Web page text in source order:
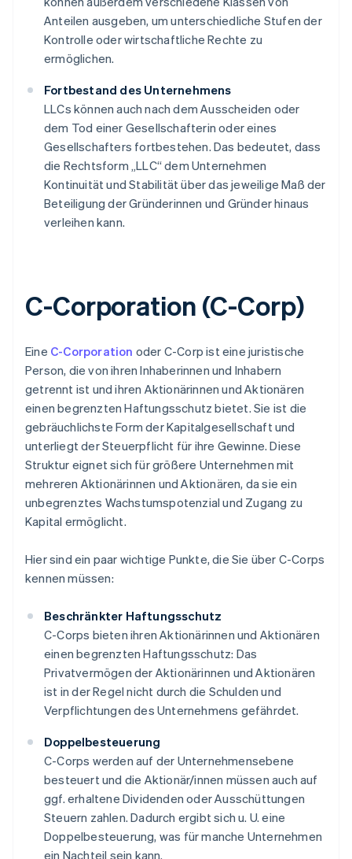
Anteilen ausgeben, um unterschiedliche Stufen der
Kontrolle oder wirtschaftliche Rechte zu
ermöglichen.
Fortbestand des Unternehmens
LLCs können auch nach dem Ausscheiden oder
dem Tod einer Gesellschafterin oder eines
Gesellschafters fortbestehen. Das bedeutet, dass
die Rechtsform „LLC“ dem Unternehmen
Kontinuität und Stabilität über das jeweilige Maß der
Beteiligung der Gründerinnen und Gründer hinaus
verleihen kann.
C-Corporation (C-Corp)
Eine C-Corporation oder C-Corp ist eine juristische
Person, die von ihren Inhaberinnen und Inhabern
getrennt ist und ihren Aktionärinnen und Aktionären
einen begrenzten Haftungsschutz bietet. Sie ist die
gebräuchlichste Form der Kapitalgesellschaft und
unterliegt der Steuerpflicht für ihre Gewinne. Diese
Struktur eignet sich für größere Unternehmen mit
mehreren Aktionärinnen und Aktionären, da sie ein
unbegrenztes Wachstumspotenzial und Zugang zu
Kapital ermöglicht.
Hier sind ein paar wichtige Punkte, die Sie über C-Corps
kennen müssen:
Beschränkter Haftungsschutz
C-Corps bieten ihren Aktionärinnen und Aktionären
einen begrenzten Haftungsschutz: Das
Privatvermögen der Aktionärinnen und Aktionären
ist in der Regel nicht durch die Schulden und
Verpflichtungen des Unternehmens gefährdet.
Doppelbesteuerung
C-Corps werden auf der Unternehmensebene
besteuert und die Aktionär/innen müssen auch auf
ggf. erhaltene Dividenden oder Ausschüttungen
Steuern zahlen. Dadurch ergibt sich u. U. eine
Doppelbesteuerung, was für manche Unternehmen
ein Nachteil sein kann.